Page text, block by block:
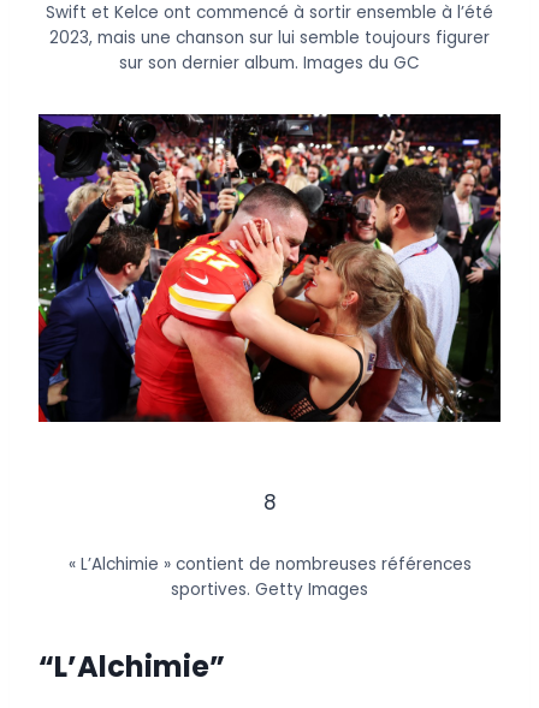
Swift et Kelce ont commencé à sortir ensemble à l’été
2023, mais une chanson sur lui semble toujours figurer
sur son dernier album. Images du GC
8
« L’Alchimie » contient de nombreuses références
sportives. Getty Images
“L’Alchimie”